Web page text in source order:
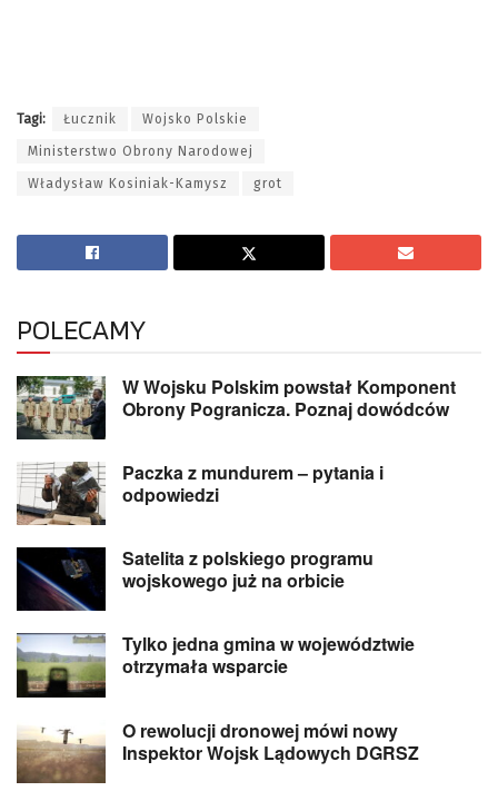
Tagi: Łucznik Wojsko Polskie
Ministerstwo Obrony Narodowej
Władysław Kosiniak-Kamysz grot
POLECAMY
W Wojsku Polskim powstał Komponent
Obrony Pogranicza. Poznaj dowódców
Paczka z mundurem – pytania i
odpowiedzi
Satelita z polskiego programu
wojskowego już na orbicie
Tylko jedna gmina w województwie
otrzymała wsparcie
O rewolucji dronowej mówi nowy
Inspektor Wojsk Lądowych DGRSZ